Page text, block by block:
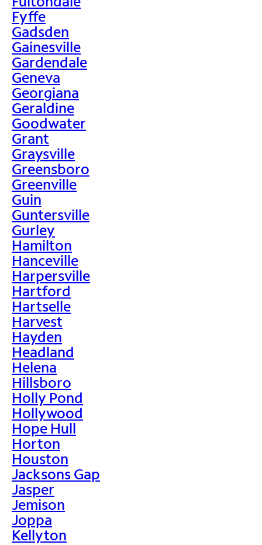
Fyffe
Gadsden
Gainesville
Gardendale
Geneva
Georgiana
Geraldine
Goodwater
Grant
Graysville
Greensboro
Greenville
Guin
Guntersville
Gurley
Hamilton
Hanceville
Harpersville
Hartford
Hartselle
Harvest
Hayden
Headland
Helena
Hillsboro
Holly Pond
Hollywood
Hope Hull
Horton
Houston
Jacksons Gap
Jasper
Jemison
Joppa
Kellyton